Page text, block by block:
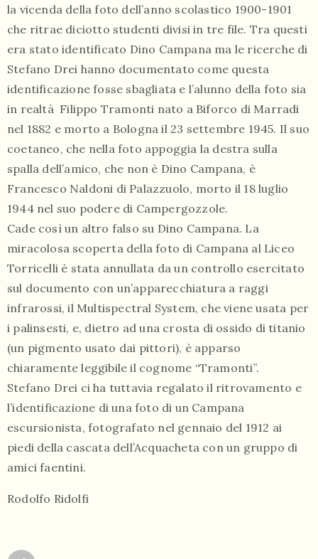
la vicenda della foto dell’anno scolastico 1900-1901
che ritrae diciotto studenti divisi in tre file. Tra questi
era stato identificato Dino Campana ma le ricerche di
Stefano Drei hanno documentato come questa
identificazione fosse sbagliata e l’alunno della foto sia
in realtà Filippo Tramonti nato a Biforco di Marradi
nel 1882 e morto a Bologna il 23 settembre 1945. Il suo
coetaneo, che nella foto appoggia la destra sulla
spalla dell’amico, che non è Dino Campana, è
Francesco Naldoni di Palazzuolo, morto il 18 luglio
1944 nel suo podere di Campergozzole.
Cade così un altro falso su Dino Campana. La
miracolosa scoperta della foto di Campana al Liceo
Torricelli è stata annullata da un controllo esercitato
sul documento con un’apparecchiatura a raggi
infrarossi, il Multispectral System, che viene usata per
i palinsesti, e, dietro ad una crosta di ossido di titanio
(un pigmento usato dai pittori), è apparso
chiaramente leggibile il cognome “Tramonti”.
Stefano Drei ci ha tuttavia regalato il ritrovamento e
l’identificazione di una foto di un Campana
escursionista, fotografato nel gennaio del 1912 ai
piedi della cascata dell’Acquacheta con un gruppo di
amici faentini.
Rodolfo Ridolfi